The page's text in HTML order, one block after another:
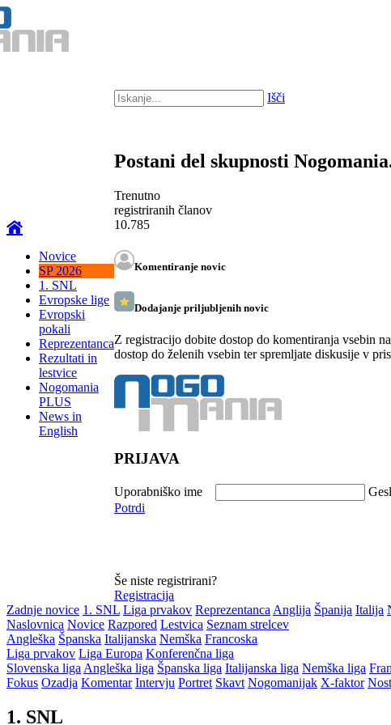
Novice
SP 2026
1. SNL
Evropske lige
Evropski
pokali
Reprezentanca
Rezultati in
lestvice
Nogomania
PLUS
News in
English
Išči
Postani del skupnosti
Trenutno
registriranih članov
10.785
Komentiranje novic
Dodajanje priljubljenih novic
Z registracijo dobite dostop do komentiranja vsebin
dostop do želenih vsebin ter spremljate diskusije v
PRIJAVA
Uporabniško ime
Potrdi
Še niste registrirani?
Registracija
Zadnje novice 1. SNL Liga prvakov Reprezentanca Anglija Španija Italija
Naslovnica Novice Razpored Lestvica Seznam strelcev
Angleška Španska Italijanska Nemška Francoska
Liga prvakov Liga Europa Konferenčna liga
Slovenska liga Angleška liga Španska liga Italijanska liga Nemška liga
Fokus Ozadja Komentar Intervju Portret Skavt Nogomanijak X-faktor
1. SNL